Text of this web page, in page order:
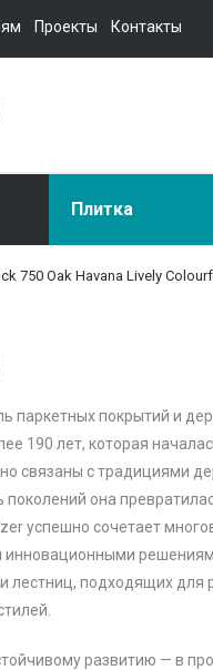
Проекты Контакты
Плитка
750 Oak Havana Lively
паркетных покрытий и
190 лет, которая
связаны с традициями
поколений она
успешно сочетает
инновационными
лестниц, подходящих для
развитию — в